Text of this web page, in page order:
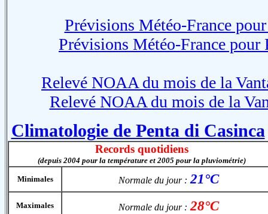
Prévisions Météo-France
Prévisions Météo-France pour
Relevé NOAA du mois de la
Relevé NOAA du mois de la
Climatologie de Penta di Casinca
Records quotidiens
(depuis 2004 pour la température et 2005 pour la pluviométrie)
Minimales Normale du jour : 21°C
Maximales Normale du jour : 28°C